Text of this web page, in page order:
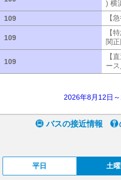
) 横
109
【
109
【
関
109
【
ー
2026年8月12日
バスの接近情報
平日 土曜